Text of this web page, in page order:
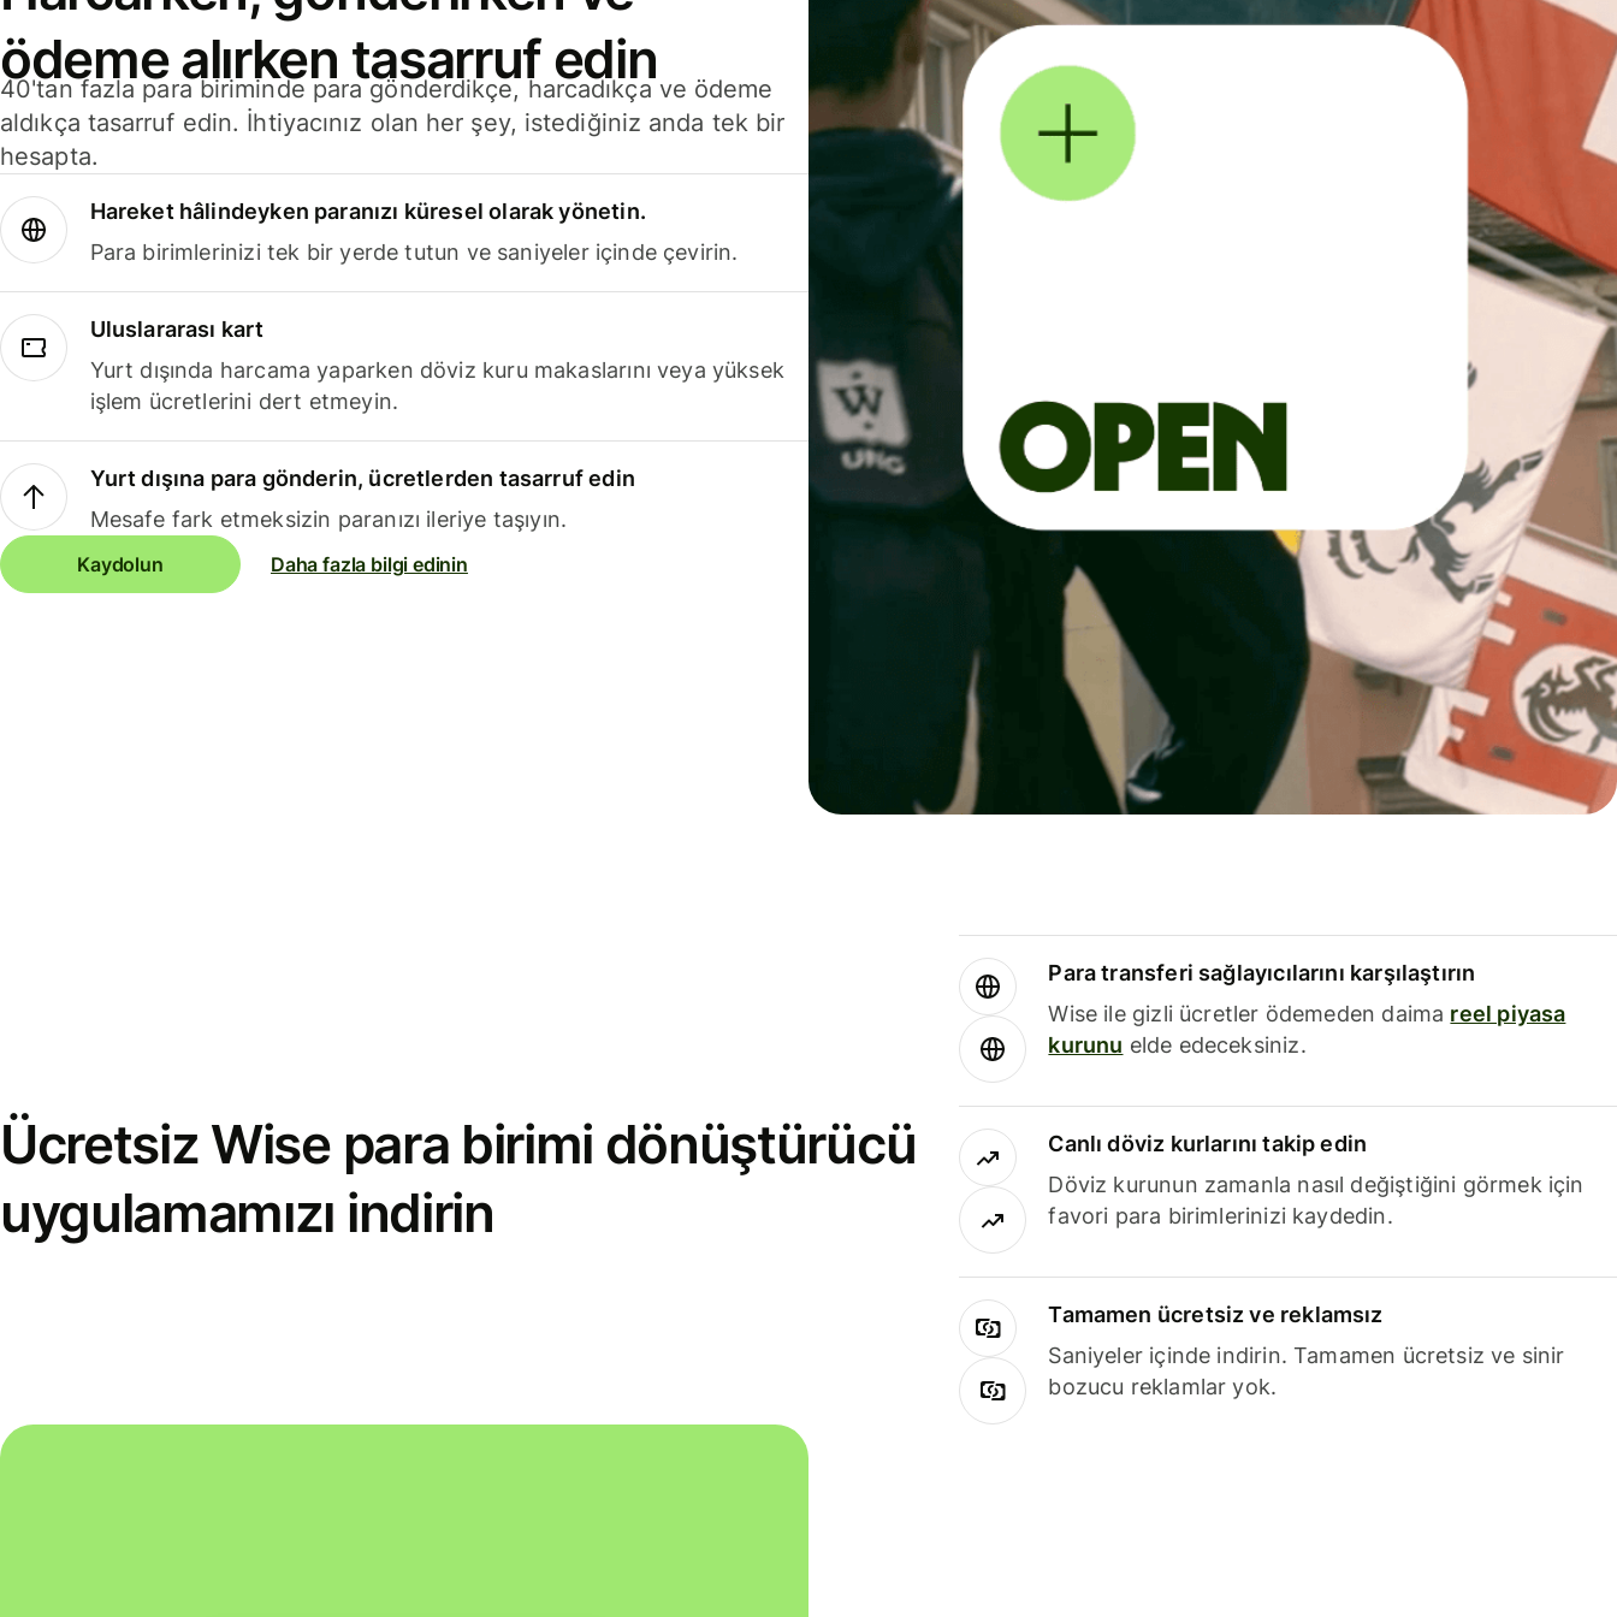
ödeme alırken tasarruf edin
40'tan fazla para biriminde para gönderdikçe, harcadıkça ve ödeme
aldıkça tasarruf edin. İhtiyacınız olan her şey, istediğiniz anda tek bir
hesapta.
Hareket hâlindeyken paranızı küresel olarak yönetin.
Para birimlerinizi tek bir yerde tutun ve saniyeler içinde çevirin.
Uluslararası kart
Yurt dışında harcama yaparken döviz kuru makaslarını veya yüksek
işlem ücretlerini dert etmeyin.
Yurt dışına para gönderin, ücretlerden tasarruf edin
Mesafe fark etmeksizin paranızı ileriye taşıyın.
Kaydolun Daha fazla bilgi edinin
Ücretsiz Wise para birimi dönüştürücü
uygulamamızı indirin
Para transferi sağlayıcılarını karşılaştırın
Wise ile gizli ücretler ödemeden daima reel piyasa
kurunu elde edeceksiniz.
Canlı döviz kurlarını takip edin
Döviz kurunun zamanla nasıl değiştiğini görmek için
favori para birimlerinizi kaydedin.
Tamamen ücretsiz ve reklamsız
Saniyeler içinde indirin. Tamamen ücretsiz ve sinir
bozucu reklamlar yok.